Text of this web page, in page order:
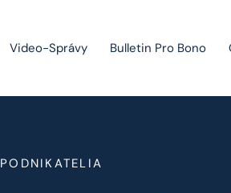
Video-Správy Bulletin Pro Bono
PODNIKATELIA